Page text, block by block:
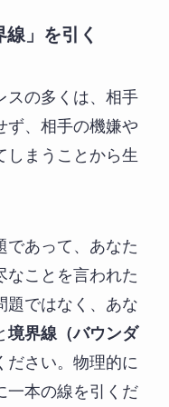
」を引く
スの多くは、相手
ず、相手の機嫌や
しまうことから生
であって、あなた
なことを言われた
題ではなく、あな
境界線（バウンダ
ださい。物理的に
一本の線を引くだ